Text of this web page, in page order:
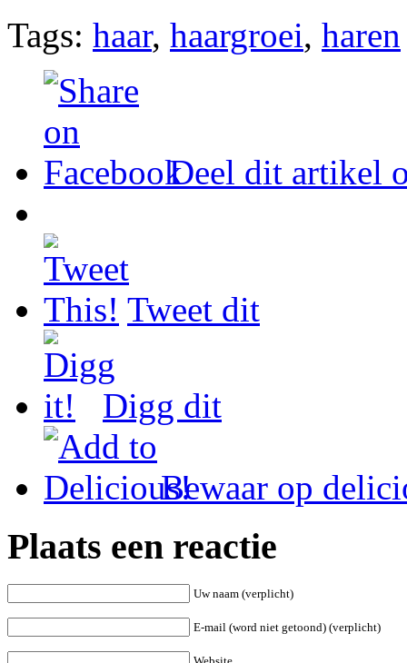
Tags: haar, haargroei, haren
Deel dit artikel
Tweet dit
Digg dit
Bewaar op
Plaats een reactie
Uw naam (verplicht)
E-mail (word niet getoond) (verplicht)